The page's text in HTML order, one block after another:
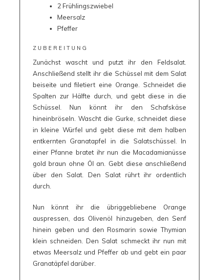
2 Frühlingszwiebel
Meersalz
Pfeffer
ZUBEREITUNG
Zunächst wascht und putzt ihr den Feldsalat.
Anschließend stellt ihr die Schüssel mit dem Salat
beiseite und filetiert eine Orange. Schneidet die
Spalten zur Hälfte durch, und gebt diese in die
Schüssel. Nun könnt ihr den Schafskäse
hineinbröseln. Wascht die Gurke, schneidet diese
in kleine Würfel und gebt diese mit dem halben
entkernten Granatapfel in die Salatschüssel. In
einer Pfanne bratet ihr nun die Macadamianüsse
gold braun ohne Öl an. Gebt diese anschließend
über den Salat. Den Salat rührt ihr ordentlich
durch.
Nun könnt ihr die übriggebliebene Orange
auspressen, das Olivenöl hinzugeben, den Senf
hinein geben und den Rosmarin sowie Thymian
klein schneiden. Den Salat schmeckt ihr nun mit
etwas Meersalz und Pfeffer ab und gebt ein paar
Granatäpfel darüber.